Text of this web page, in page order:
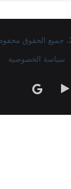
سياسة الخصوصية
‏Google
Play
google
news